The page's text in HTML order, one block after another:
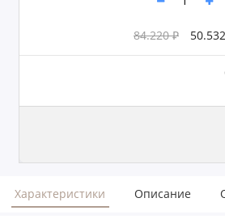
84.220 ₽
Характеристики Описание